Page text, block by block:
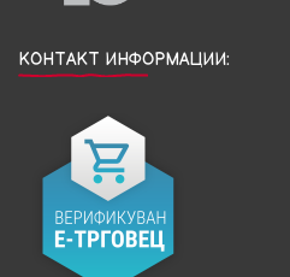
КОНТАКТ ИНФОРМАЦИИ: